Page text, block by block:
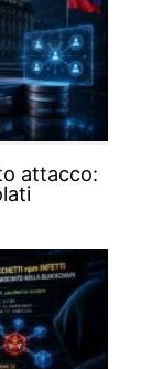
attacco: